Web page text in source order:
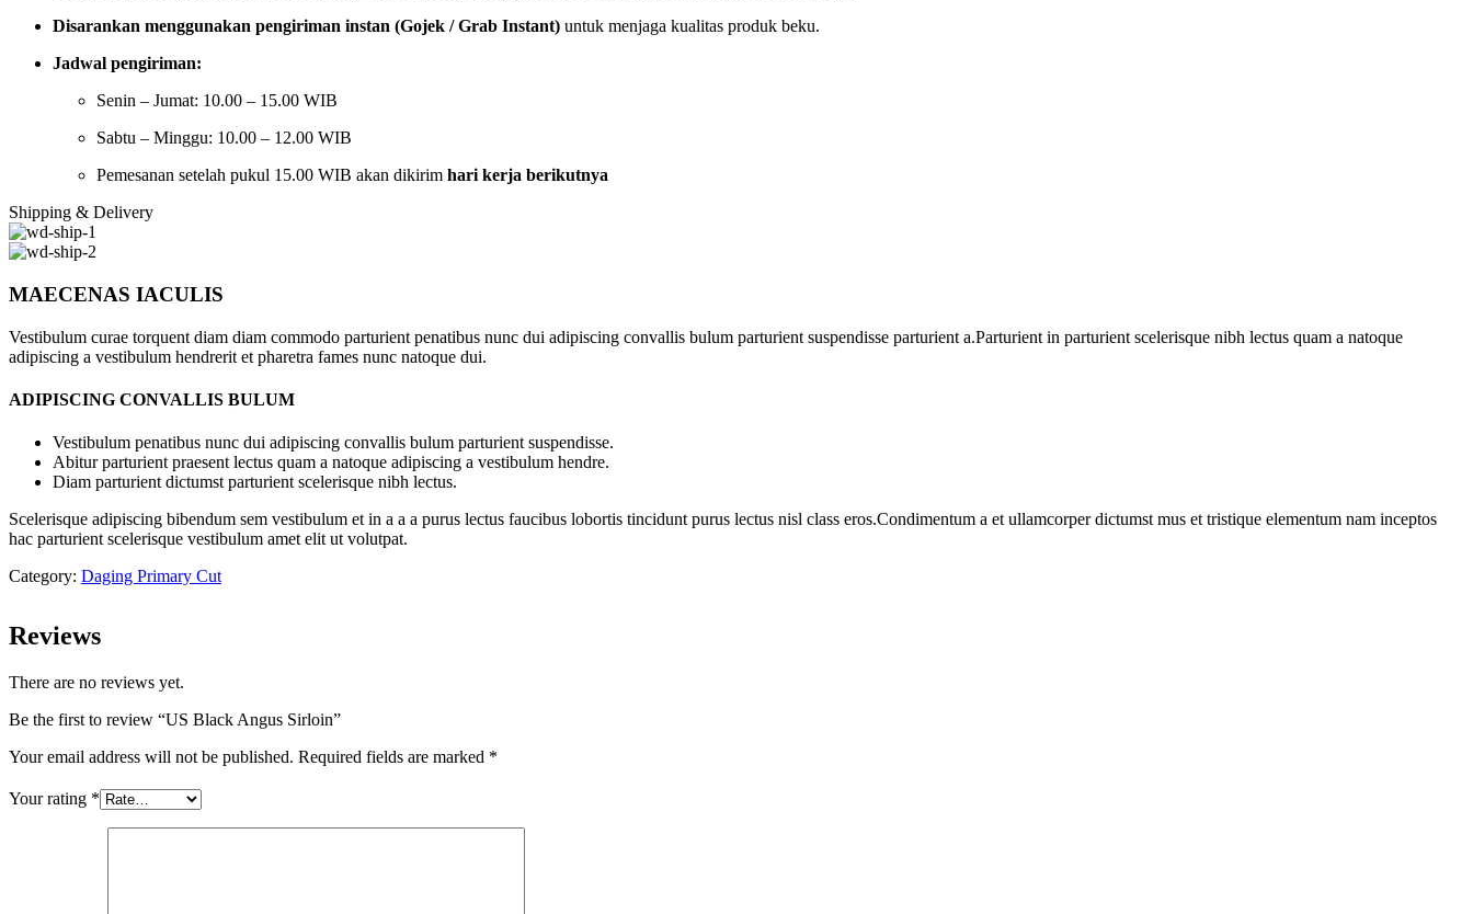
Disarankan menggunakan pengiriman instan (Gojek / Grab Instant) untuk menjaga kualitas produk beku.
Jadwal pengiriman:
Senin – Jumat: 10.00 – 15.00 WIB
Sabtu – Minggu: 10.00 – 12.00 WIB
Pemesanan setelah pukul 15.00 WIB akan dikirim hari kerja berikutnya
Shipping & Delivery
MAECENAS IACULIS
Vestibulum curae torquent diam diam commodo parturient penatibus nunc dui adipiscing convallis bulum parturient suspendisse parturient a.Parturient in parturient scelerisque nibh lectus quam a natoque
adipiscing a vestibulum hendrerit et pharetra fames nunc natoque dui.
ADIPISCING CONVALLIS BULUM
Vestibulum penatibus nunc dui adipiscing convallis bulum parturient suspendisse.
Abitur parturient praesent lectus quam a natoque adipiscing a vestibulum hendre.
Diam parturient dictumst parturient scelerisque nibh lectus.
Scelerisque adipiscing bibendum sem vestibulum et in a a a purus lectus faucibus lobortis tincidunt purus lectus nisl class eros.Condimentum a et ullamcorper dictumst mus et tristique elementum nam inceptos
hac parturient scelerisque vestibulum amet elit ut volutpat.
Category: Daging Primary Cut
Reviews
There are no reviews yet.
Be the first to review “US Black Angus Sirloin”
Your email address will not be published. Required fields are marked *
Your rating *